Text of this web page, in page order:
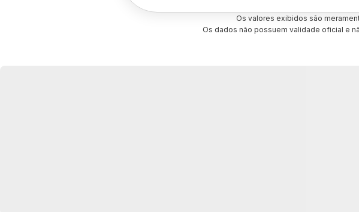
Os valores exibidos são
Os dados não possuem validade oficial e